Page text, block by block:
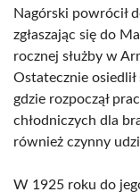
Nagórski powrócił
zgłaszając się do
rocznej służby w
Ostatecznie
gdzie rozpoczął
chłodniczych dla
również czynny
W 1925 roku do